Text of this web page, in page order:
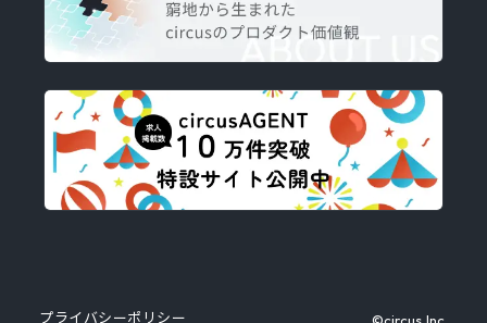
プライバシーポリシー ©circus,Inc.